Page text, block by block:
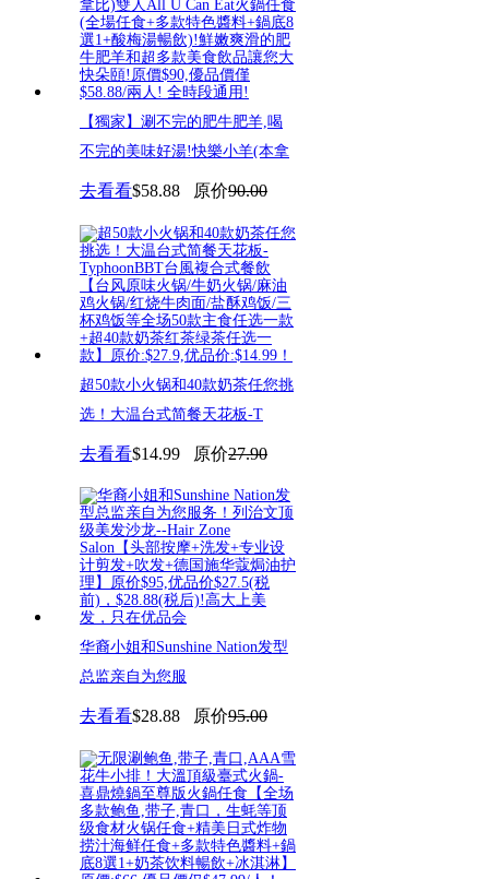
【獨家】涮不完的肥牛肥羊,喝
不完的美味好湯!快樂小羊(本拿
去看看$58.88 原价90.00
超50款小火锅和40款奶茶任您挑
选！大温台式简餐天花板-T
去看看$14.99 原价27.90
华裔小姐和Sunshine Nation发型
总监亲自为您服
去看看$28.88 原价95.00